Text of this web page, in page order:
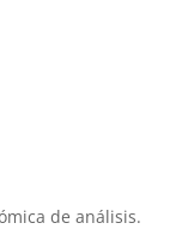
de análisis.